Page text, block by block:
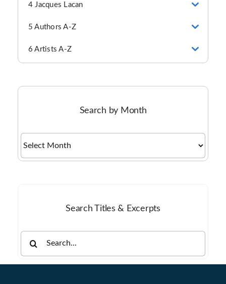
4 Jacques Lacan
5 Authors A-Z
6 Artists A-Z
Search by Month
Search Titles & Excerpts